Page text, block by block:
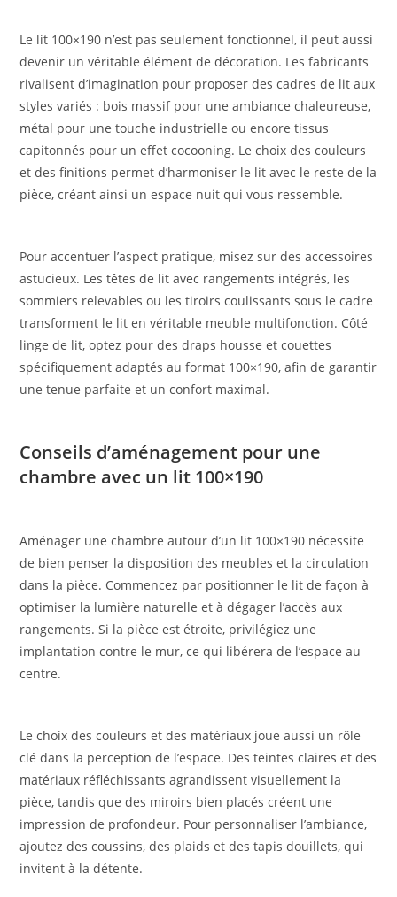
Le lit 100×190 n’est pas seulement fonctionnel, il peut aussi
devenir un véritable élément de décoration. Les fabricants
rivalisent d’imagination pour proposer des cadres de lit aux
styles variés : bois massif pour une ambiance chaleureuse,
métal pour une touche industrielle ou encore tissus
capitonnés pour un effet cocooning. Le choix des couleurs
et des finitions permet d’harmoniser le lit avec le reste de la
pièce, créant ainsi un espace nuit qui vous ressemble.
Pour accentuer l’aspect pratique, misez sur des accessoires
astucieux. Les têtes de lit avec rangements intégrés, les
sommiers relevables ou les tiroirs coulissants sous le cadre
transforment le lit en véritable meuble multifonction. Côté
linge de lit, optez pour des draps housse et couettes
spécifiquement adaptés au format 100×190, afin de garantir
une tenue parfaite et un confort maximal.
Conseils d’aménagement pour une
chambre avec un lit 100×190
Aménager une chambre autour d’un lit 100×190 nécessite
de bien penser la disposition des meubles et la circulation
dans la pièce. Commencez par positionner le lit de façon à
optimiser la lumière naturelle et à dégager l’accès aux
rangements. Si la pièce est étroite, privilégiez une
implantation contre le mur, ce qui libérera de l’espace au
centre.
Le choix des couleurs et des matériaux joue aussi un rôle
clé dans la perception de l’espace. Des teintes claires et des
matériaux réfléchissants agrandissent visuellement la
pièce, tandis que des miroirs bien placés créent une
impression de profondeur. Pour personnaliser l’ambiance,
ajoutez des coussins, des plaids et des tapis douillets, qui
invitent à la détente.